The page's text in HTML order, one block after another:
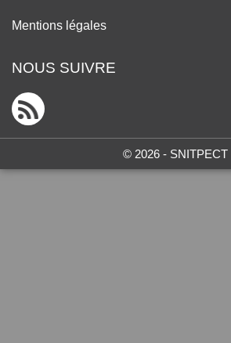
Mentions légales
NOUS SUIVRE
© 2026 - SNITPECT